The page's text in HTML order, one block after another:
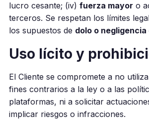
lucro cesante; (iv) fuerza mayor o
terceros. Se respetan los límites
los supuestos de dolo o
Uso lícito y
El Cliente se compromete a no
fines contrarios a la ley o a las
plataformas, ni a solicitar
implicar riesgos o infracciones.